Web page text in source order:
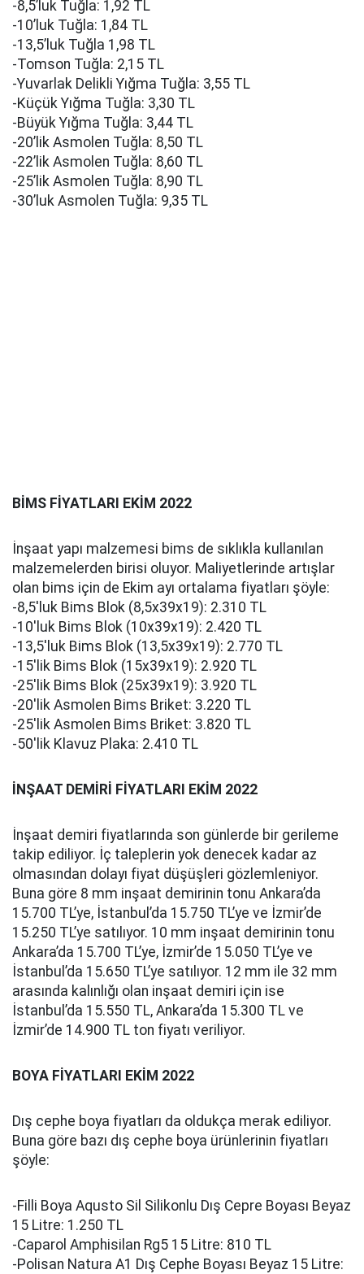
-8,5’luk Tuğla: 1,92 TL
-10’luk Tuğla: 1,84 TL
-13,5’luk Tuğla 1,98 TL
-Tomson Tuğla: 2,15 TL
-Yuvarlak Delikli Yığma Tuğla: 3,55 TL
-Küçük Yığma Tuğla: 3,30 TL
-Büyük Yığma Tuğla: 3,44 TL
-20’lik Asmolen Tuğla: 8,50 TL
-22’lik Asmolen Tuğla: 8,60 TL
-25’lik Asmolen Tuğla: 8,90 TL
-30’luk Asmolen Tuğla: 9,35 TL
BİMS FİYATLARI EKİM 2022
İnşaat yapı malzemesi bims de sıklıkla kullanılan
malzemelerden birisi oluyor. Maliyetlerinde artışlar
olan bims için de Ekim ayı ortalama fiyatları şöyle:
-8,5'luk Bims Blok (8,5x39x19): 2.310 TL
-10'luk Bims Blok (10x39x19): 2.420 TL
-13,5'luk Bims Blok (13,5x39x19): 2.770 TL
-15'lik Bims Blok (15x39x19): 2.920 TL
-25'lik Bims Blok (25x39x19): 3.920 TL
-20'lik Asmolen Bims Briket: 3.220 TL
-25'lik Asmolen Bims Briket: 3.820 TL
-50'lik Klavuz Plaka: 2.410 TL
İNŞAAT DEMİRİ FİYATLARI EKİM 2022
İnşaat demiri fiyatlarında son günlerde bir gerileme
takip ediliyor. İç taleplerin yok denecek kadar az
olmasından dolayı fiyat düşüşleri gözlemleniyor.
Buna göre 8 mm inşaat demirinin tonu Ankara’da
15.700 TL’ye, İstanbul’da 15.750 TL’ye ve İzmir’de
15.250 TL’ye satılıyor. 10 mm inşaat demirinin tonu
Ankara’da 15.700 TL’ye, İzmir’de 15.050 TL’ye ve
İstanbul’da 15.650 TL’ye satılıyor. 12 mm ile 32 mm
arasında kalınlığı olan inşaat demiri için ise
İstanbul’da 15.550 TL, Ankara’da 15.300 TL ve
İzmir’de 14.900 TL ton fiyatı veriliyor.
BOYA FİYATLARI EKİM 2022
Dış cephe boya fiyatları da oldukça merak ediliyor.
Buna göre bazı dış cephe boya ürünlerinin fiyatları
şöyle:
-Filli Boya Aqusto Sil Silikonlu Dış Cepre Boyası Beyaz
15 Litre: 1.250 TL
-Caparol Amphisilan Rg5 15 Litre: 810 TL
-Polisan Natura A1 Dış Cephe Boyası Beyaz 15 Litre: